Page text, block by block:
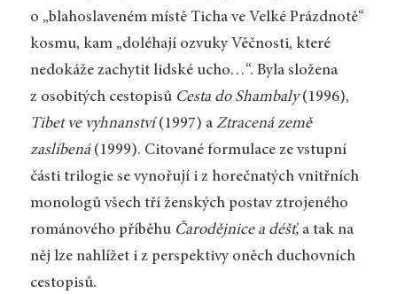
o „blahoslaveném místě Ticha ve Velké Prázdnotě“
kosmu, kam „doléhají ozvuky Věčnosti, které
nedokáže zachytit lidské ucho…“. Byla složena
z osobitých cestopisů Cesta do Shambaly(1996),
Tibet ve vyhnanství(1997) a Ztracená země
zaslíbená(1999). Citované formulace ze vstupní
části trilogie se vynořují i z horečnatých vnitřních
monologů všech tří ženských postav ztrojeného
románového příběhu Čarodějnice a déšť,a tak na
něj lze nahlížet i z perspektivy oněch duchovních
cestopisů.